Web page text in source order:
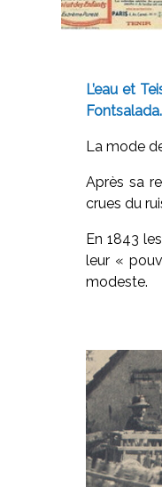
L’eau et
Fontsalada.
La mode
Après sa
crues du
En 1843
leur «
modeste.